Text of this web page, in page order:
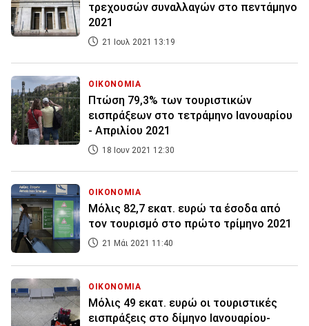
τρεχουσών συναλλαγών στο πεντάμηνο
2021
21 Ιουλ 2021 13:19
ΟΙΚΟΝΟΜΙΑ
Πτώση 79,3% των τουριστικών
εισπράξεων στο τετράμηνο Ιανουαρίου
- Απριλίου 2021
18 Ιουν 2021 12:30
ΟΙΚΟΝΟΜΙΑ
Μόλις 82,7 εκατ. ευρώ τα έσοδα από
τον τουρισμό στο πρώτο τρίμηνο 2021
21 Μάι 2021 11:40
ΟΙΚΟΝΟΜΙΑ
Μόλις 49 εκατ. ευρώ οι τουριστικές
εισπράξεις στο δίμηνο Ιανουαρίου-